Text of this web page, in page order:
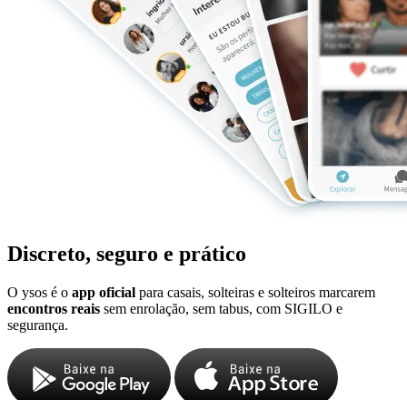
Discreto, seguro e prático
O ysos é o app oficial para casais, solteiras e solteiros marcarem
encontros reais sem enrolação, sem tabus, com SIGILO e
segurança.